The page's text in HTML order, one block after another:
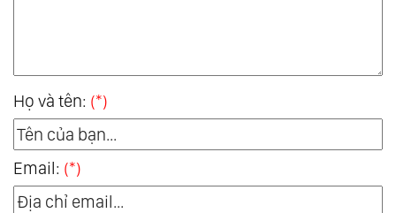
Họ và tên: (*)
Email: (*)